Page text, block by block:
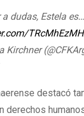
dudas, Estela es…
Kirchner
destacó
derechos